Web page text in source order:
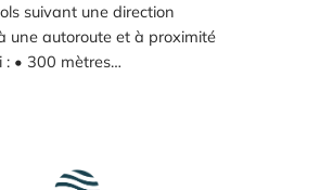
suivant une direction
une autoroute et à proximité
: • 300 mètres…